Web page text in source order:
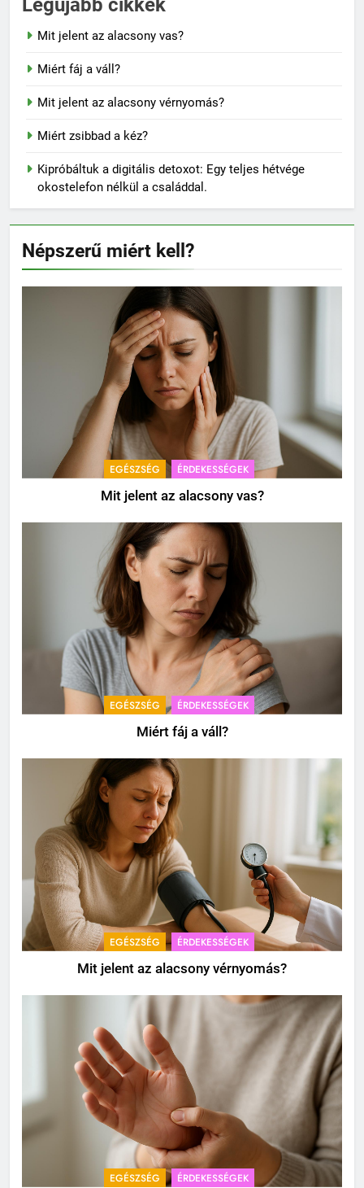
Mit jelent az alacsony vas?
Miért fáj a váll?
Mit jelent az alacsony vérnyomás?
Miért zsibbad a kéz?
Kipróbáltuk a digitális detoxot: Egy teljes hétvége
okostelefon nélkül a családdal.
Népszerű miért kell?
EGÉSZSÉG ÉRDEKESSÉGEK
Mit jelent az alacsony vas?
EGÉSZSÉG ÉRDEKESSÉGEK
Miért fáj a váll?
EGÉSZSÉG ÉRDEKESSÉGEK
Mit jelent az alacsony vérnyomás?
EGÉSZSÉG ÉRDEKESSÉGEK